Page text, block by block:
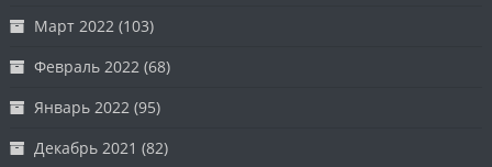
Март 2022 (103)
Февраль 2022 (68)
Январь 2022 (95)
Декабрь 2021 (82)